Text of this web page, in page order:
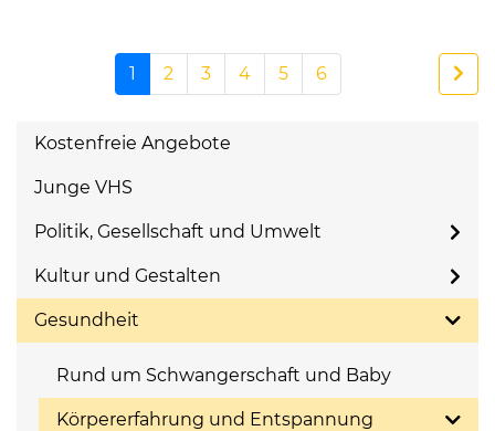
1 2 3 4 5 6
Kostenfreie Angebote
Junge VHS
Politik, Gesellschaft und Umwelt
Kultur und Gestalten
Gesundheit
Rund um Schwangerschaft und Baby
Körpererfahrung und Entspannung